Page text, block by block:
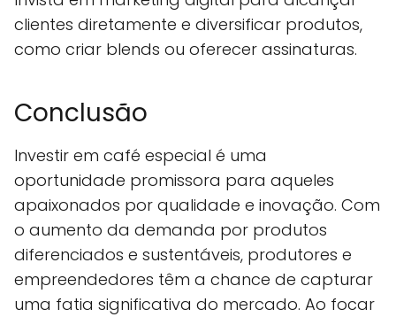
clientes diretamente e diversificar produtos,
como criar blends ou oferecer assinaturas.
Conclusão
Investir em café especial é uma
oportunidade promissora para aqueles
apaixonados por qualidade e inovação. Com
o aumento da demanda por produtos
diferenciados e sustentáveis, produtores e
empreendedores têm a chance de capturar
uma fatia significativa do mercado. Ao focar